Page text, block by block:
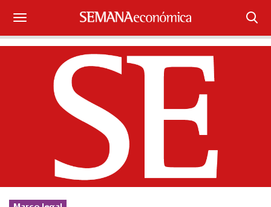
Suscríbase
Iniciar sesión
Portada
¿Qué está pasando?
Sectores y Empresas
Management